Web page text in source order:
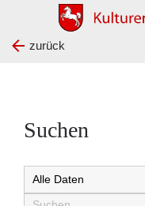
zurück
Suchen